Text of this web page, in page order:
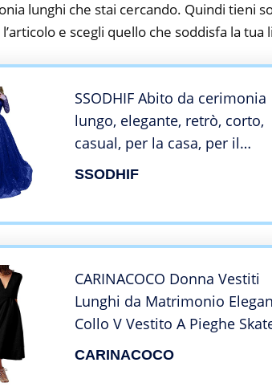
lunghi che stai cercando. Quindi tieni
e scegli quello che soddisfa la tua
SSODHIF Abito da cerimonia
lungo, elegante, retrò, corto,
casual, per la casa, per il
compleanno, per il
SSODHIF
CARINACOCO Donna Vestiti
Lunghi da Matrimonio
Collo V Vestito A Pieghe
Abito Maxi Damigella Sera
CARINACOCO